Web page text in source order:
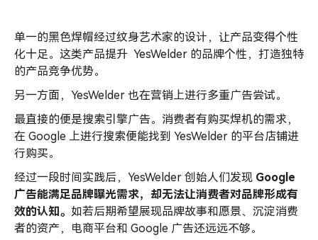
单一的黑色焊帽经过纹身艺术家的设计，让产品变得个性
化十足。这类产品提升 YesWelder 的品牌个性，打造独特
的产品竞争优势。
另一方面，YesWelder 也在营销上进行多重广告尝试。
最直接的便是搜索引擎广告。消费者有购买焊机的需求，
在 Google 上进行搜索便能找到 YesWelder 的平台店铺进
行购买。
经过一段时间实践后，YesWelder 创始人们发现 Google
广告能满足品牌曝光需求，却无法让消费者对品牌形成有
效的认知。 如若后期希望展现品牌故事和愿景、沉淀消费
者的资产，电商平台和 Google 广告还远远不够。